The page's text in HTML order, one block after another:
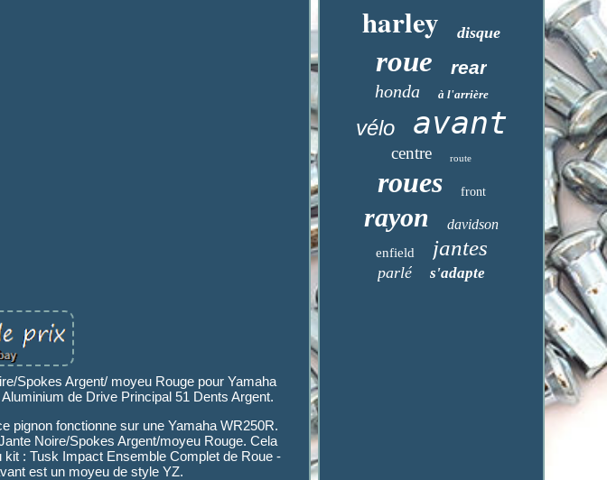
Spokes Argent/ moyeu Rouge pour Yamaha
de Drive Principal 51 Dents Argent.
pignon fonctionne sur une Yamaha WR250R.
Noire/Spokes Argent/moyeu Rouge. Cela
: Tusk Impact Ensemble Complet de Roue -
est un moyeu de style YZ.
harley disque
roue rear
honda à l'arrière
vélo avant
centre route
roues front
rayon davidson
enfield jantes
parlé s'adapte